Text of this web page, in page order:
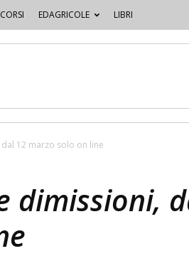
CORSI EDAGRICOLE LIBRI
12 marzo solo on line
dimissioni,